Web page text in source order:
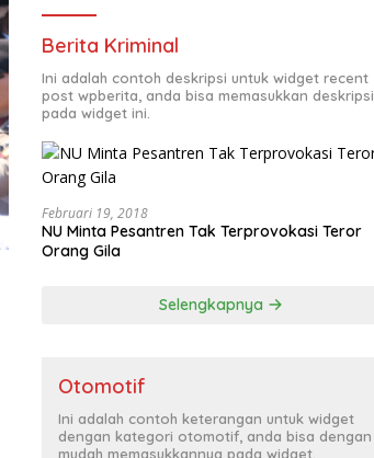
Berita Kriminal
Ini adalah contoh deskripsi untuk widget recent
post wpberita, anda bisa memasukkan deskripsi
pada widget ini.
Februari 19, 2018
NU Minta Pesantren Tak Terprovokasi Teror
Orang Gila
Selengkapnya
Otomotif
Ini adalah contoh keterangan untuk widget
dengan kategori otomotif, anda bisa dengan
mudah memasukkannya pada widget.